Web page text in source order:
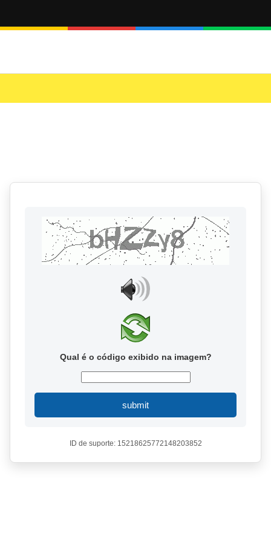
Qual é o código exibido na imagem?
submit
ID de suporte: 15218625772148203852